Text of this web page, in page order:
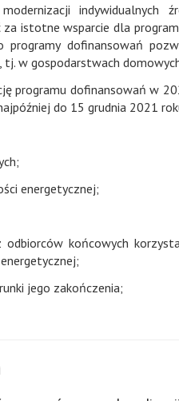
indywidualnych
istotne wsparcie dla
dofinansowań
w gospodarstwach
programu dofinansowań w
do 15 grudnia 2021
energetycznej;
końcowych
jego zakończenia;